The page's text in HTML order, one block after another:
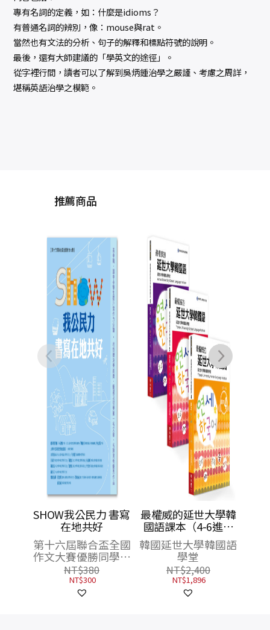
專有名詞的定義，如：什麼是idioms？
有普通名詞的辨別，像：mouse與rat。
當然也有文法的分析、句子的解釋和標點符號的說明。
最後，還有大師建議的「學英文的途徑」。
從字裡行間，讀者可以了解到吳炳鍾治學之嚴謹、考慮之周詳，
堪稱英語治學之模範。
推薦商品
SHOW我公民力 書寫
在地共好
第十六屆聯合盃全國
作文大賽優勝同學、
林黛嫚、陳逸華、林
達陽、董恕明、顏如
禎、蘇懿禎等作家及
NT$380
NT$300
最權威的延世大學韓
國語課本（4-6進階
版套書）
韓國延世大學韓國語
學堂
NT$2,400
NT$1,896